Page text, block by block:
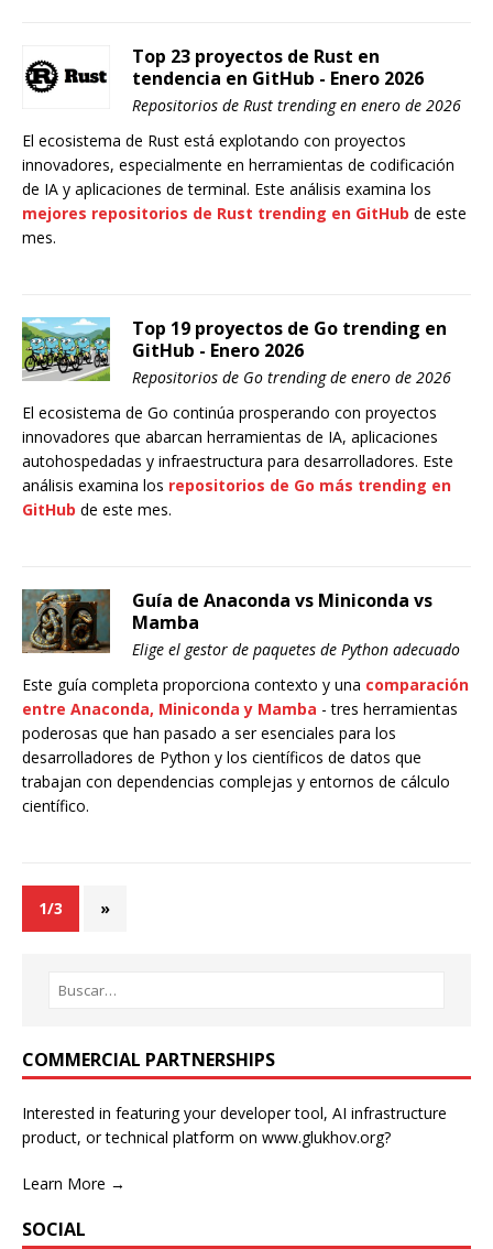
Top 23 proyectos de Rust en
tendencia en GitHub - Enero 2026
Repositorios de Rust trending en enero de 2026
El ecosistema de Rust está explotando con proyectos
innovadores, especialmente en herramientas de codificación
de IA y aplicaciones de terminal. Este análisis examina los
mejores repositorios de Rust trending en GitHub de este
mes.
Top 19 proyectos de Go trending en
GitHub - Enero 2026
Repositorios de Go trending de enero de 2026
El ecosistema de Go continúa prosperando con proyectos
innovadores que abarcan herramientas de IA, aplicaciones
autohospedadas y infraestructura para desarrolladores. Este
análisis examina los repositorios de Go más trending en
GitHub de este mes.
Guía de Anaconda vs Miniconda vs
Mamba
Elige el gestor de paquetes de Python adecuado
Este guía completa proporciona contexto y una comparación
entre Anaconda, Miniconda y Mamba - tres herramientas
poderosas que han pasado a ser esenciales para los
desarrolladores de Python y los científicos de datos que
trabajan con dependencias complejas y entornos de cálculo
científico.
1/3 »
COMMERCIAL PARTNERSHIPS
Interested in featuring your developer tool, AI infrastructure
product, or technical platform on www.glukhov.org?
Learn More →
SOCIAL